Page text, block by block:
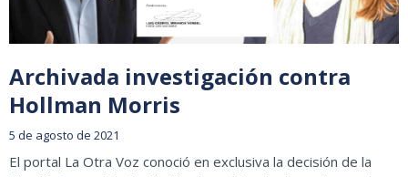
Archivada investigación contra
Hollman Morris
5 de agosto de 2021
El portal La Otra Voz conoció en exclusiva la decisión de la